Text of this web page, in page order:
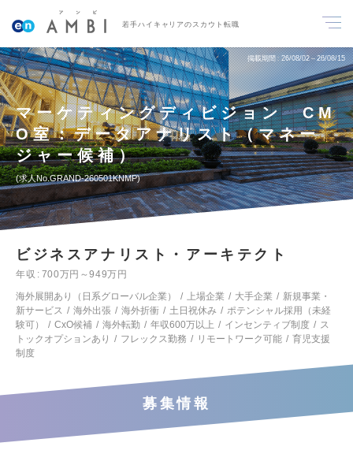
若手ハイキャリアのスカウト転職
掲載期間 26/08/02～26/08/15
マーケティングディビジョン CM
O室：データアナリスト（マネー
ジャー候補）
求人No.GRAND-260501KNMP
ビジネスアナリスト・アーキテクト
年収
700万円～949万円
海外展開あり（日系グローバル企業）
上場企業 大手企業
新規事業・
新サービス
海外出張 海外折衝 土日祝休み
ポテンシャル採用（未経
験可）
CxO候補 海外転勤 年収600万以上 インセンティブ制度
ス
トックオプションあり
フレックス勤務 リモートワーク可能
育児支援
制度
募集情報